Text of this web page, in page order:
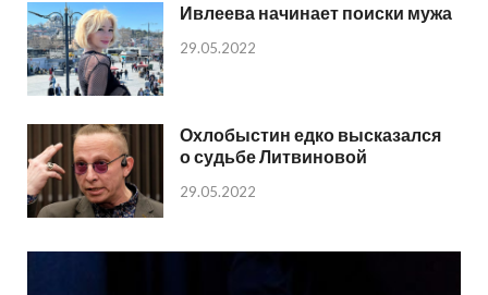
Ивлеева начинает поиски мужа
29.05.2022
Охлобыстин едко высказался
о судьбе Литвиновой
29.05.2022